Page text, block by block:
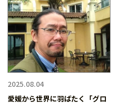
2025.08.04
愛媛から世界に羽ばたく「グロ